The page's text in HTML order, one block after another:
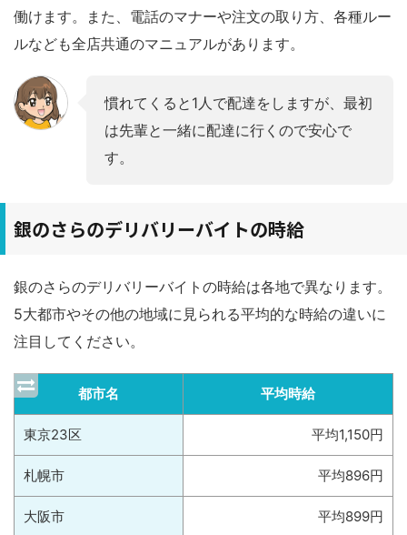
働けます。また、電話のマナーや注文の取り方、各種ルー
ルなども全店共通のマニュアルがあります。
慣れてくると1人で配達をしますが、最初
は先輩と一緒に配達に行くので安心で
す。
銀のさらのデリバリーバイトの時給
銀のさらのデリバリーバイトの時給は各地で異なります。
5大都市やその他の地域に見られる平均的な時給の違いに
注目してください。
都市名 平均時給
東京23区 平均1,150円
札幌市 平均896円
大阪市 平均899円